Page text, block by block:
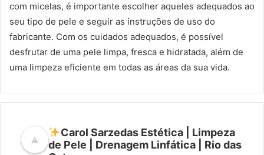
com micelas, é importante escolher aqueles adequados ao
seu tipo de pele e seguir as instruções de uso do
fabricante. Com os cuidados adequados, é possível
desfrutar de uma pele limpa, fresca e hidratada, além de
uma limpeza eficiente em todas as áreas da sua vida.
Carol Sarzedas Estética | Limpeza
de Pele | Drenagem Linfática | Rio das